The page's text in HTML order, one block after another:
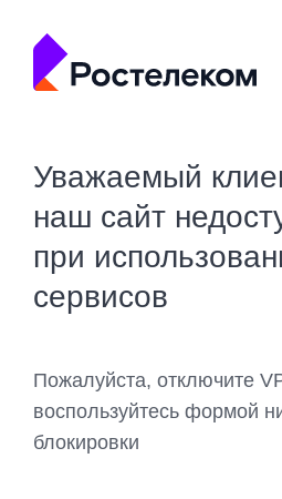
Уважаемый
наш сайт
при
сервисов
Пожалуйста, отключите
воспользуйтесь формой
блокировки